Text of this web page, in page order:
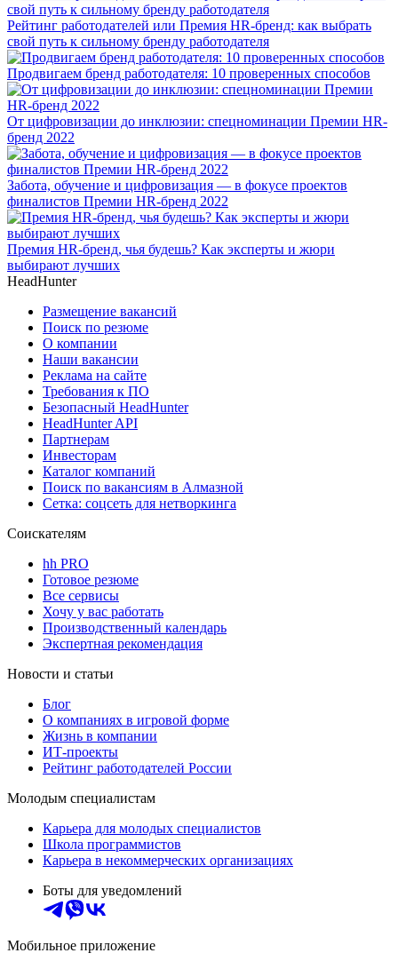
Рейтинг работодателей или Премия HR-бренд: как выбрать
свой путь к сильному бренду работодателя
Продвигаем бренд работодателя: 10 проверенных способов
От цифровизации до инклюзии: спецноминации Премии HR-
бренд 2022
Забота, обучение и цифровизация — в фокусе проектов
финалистов Премии HR-бренд 2022
Премия HR-бренд, чья будешь? Как эксперты и жюри
выбирают лучших
HeadHunter
Размещение вакансий
Поиск по резюме
О компании
Наши вакансии
Реклама на сайте
Требования к ПО
Безопасный HeadHunter
HeadHunter API
Партнерам
Инвесторам
Каталог компаний
Поиск по вакансиям в Алмазной
Сетка: соцсеть для нетворкинга
Соискателям
hh PRO
Готовое резюме
Все сервисы
Хочу у вас работать
Производственный календарь
Экспертная рекомендация
Новости и статьи
Блог
О компаниях в игровой форме
Жизнь в компании
ИТ-проекты
Рейтинг работодателей России
Молодым специалистам
Карьера для молодых специалистов
Школа программистов
Карьера в некоммерческих организациях
Боты для уведомлений
Мобильное приложение